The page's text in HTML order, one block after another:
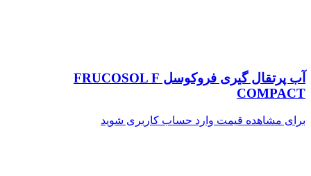
آب پرتقال گیری فروکوسل FRUCOSOL F
COMPACT
برای مشاهده قیمت وارد حساب کاربری شوید